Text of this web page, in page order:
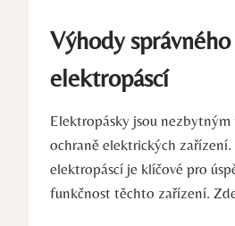
Výhody
elektropáscí
Elektropásky jsou nezbytným
ochraně elektrických
elektropáscí je klíčové pro
funkčnost těchto zařízení.